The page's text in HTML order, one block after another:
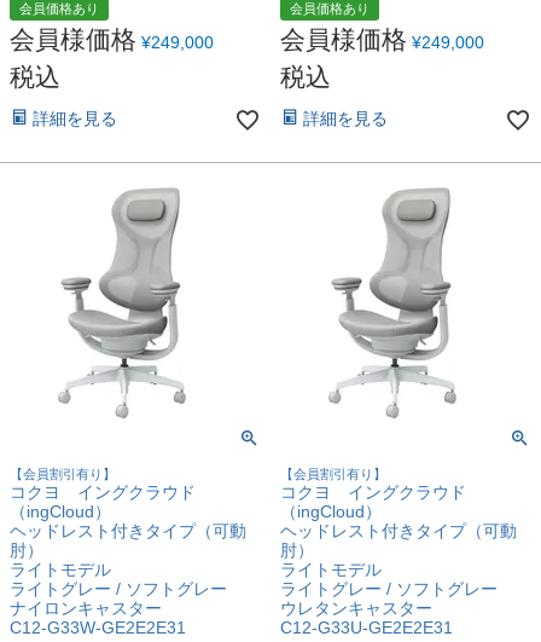
会員価格あり
会員様価格 ¥249,000
税込
詳細を見る
会員価格あり
会員様価格 ¥249,000
税込
詳細を見る
【会員割引有り】
コクヨ イングクラウド
（ingCloud）
ヘッドレスト付きタイプ（可動
肘）
ライトモデル
ライトグレー / ソフトグレー
ナイロンキャスター
C12-G33W-GE2E2E31
【会員割引有り】
コクヨ イングクラウド
（ingCloud）
ヘッドレスト付きタイプ（可動
肘）
ライトモデル
ライトグレー / ソフトグレー
ウレタンキャスター
C12-G33U-GE2E2E31